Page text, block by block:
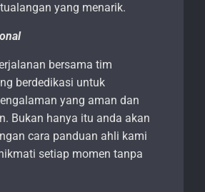
yang menarik.
bersama tim
berdedikasi untuk
yang aman dan
Bukan hanya itu anda akan
cara panduan ahli kami
setiap momen tanpa